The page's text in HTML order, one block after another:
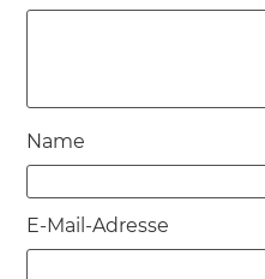
Name
E-Mail-Adresse